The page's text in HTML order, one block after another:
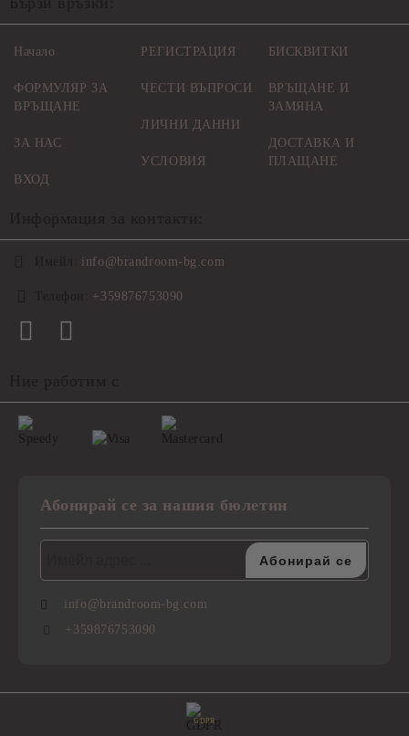
Начало
ФОРМУЛЯР ЗА
ВРЪЩАНЕ
ЗА НАС
ВХОД
РЕГИСТРАЦИЯ
ЧЕСТИ ВЪПРОСИ
ЛИЧНИ ДАННИ
УСЛОВИЯ
БИСКВИТКИ
ВРЪЩАНЕ И
ЗАМЯНА
ДОСТАВКА И
ПЛАЩАНЕ
info@brandroom-bg.com
+359876753090
Абонирай се за нашия бюлетин
info@brandroom-bg.com
+359876753090
GDPR